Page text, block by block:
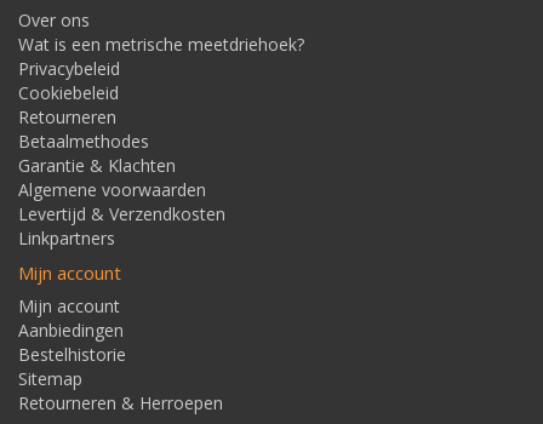
Over ons
Wat is een metrische meetdriehoek?
Privacybeleid
Cookiebeleid
Retourneren
Betaalmethodes
Garantie & Klachten
Algemene voorwaarden
Levertijd & Verzendkosten
Linkpartners
Mijn account
Mijn account
Aanbiedingen
Bestelhistorie
Sitemap
Retourneren & Herroepen